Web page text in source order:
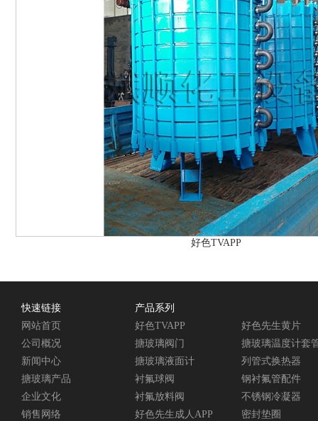
好色TVAPP
快速链接
网站首页
公司概况
新闻中心
搪玻璃产品
企业文化
销售网络
产品系列
好色TVAPP
好色先生黄片
搪玻璃阀门
搪玻璃温度计套
搪玻璃液面计
列管式换热器
衬氟球阀
钢衬氟管配件
衬氟放料阀
不锈钢冷凝器
好色先生成人APP
密封垫圈